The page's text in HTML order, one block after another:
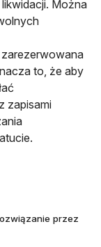
Można
to, że aby
zapisami
przez